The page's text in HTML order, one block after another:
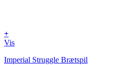
+
Vis
Imperial Struggle Brætspil